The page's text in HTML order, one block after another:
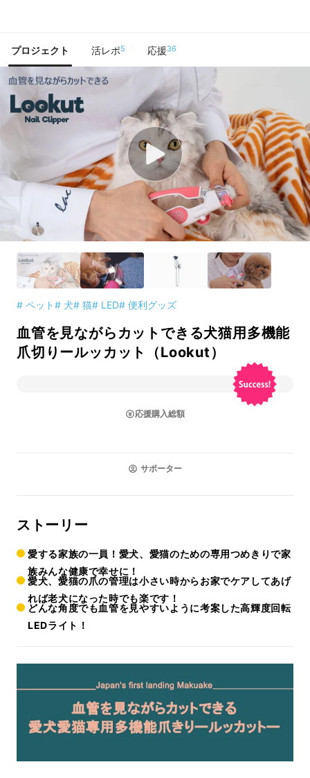
プロジェクト 活レポ5 応援36
# ペット# 犬# 猫# LED# 便利グッズ
血管を見ながらカットできる犬猫用多機能
爪切りールッカット（Lookut）
応援購入総額
サポーター
ストーリー
愛する家族の一員！愛犬、愛猫のための専用つめきりで家
族みんな健康で幸せに！
愛犬、愛猫の爪の管理は小さい時からお家でケアしてあげ
れば老犬になった時でも楽です！
どんな角度でも血管を見やすいように考案した高輝度回転
LEDライト！